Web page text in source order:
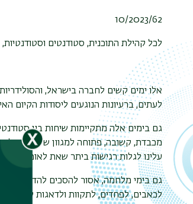
2
6
/10/2023
לכל קהילת התוכנית, סטודנטים
אלו ימים קשים לחברה בישראל,
לעתים, ברעיונות הנוגעים ליסודות הקיום
גם בימים אלה מתקיימות שיחות בין
מכבדת, קשובה, פתוחה למגוון של דעות
עלינו לגלות רגישות ביתר שאת לאופן בו
גם בימי מלחמה, אסור להסכים להדרה,
לכאבים, לפחדים, לתקוות ולדאגות של אלו